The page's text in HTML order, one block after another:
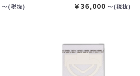
〜(税抜) ￥36,000 〜(税抜)